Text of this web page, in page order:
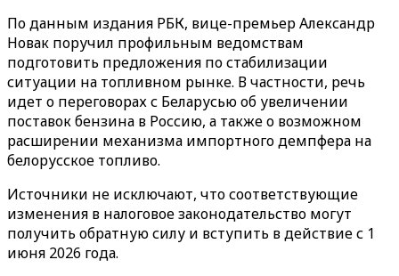
По данным издания РБК, вице-премьер Александр
Новак поручил профильным ведомствам
подготовить предложения по стабилизации
ситуации на топливном рынке. В частности, речь
идет о переговорах с Беларусью об увеличении
поставок бензина в Россию, а также о возможном
расширении механизма импортного демпфера на
белорусское топливо.
Источники не исключают, что соответствующие
изменения в налоговое законодательство могут
получить обратную силу и вступить в действие с 1
июня 2026 года.